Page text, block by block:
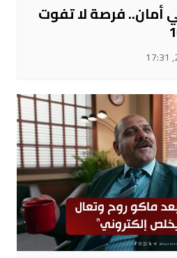
أمان.. فرصة لا تفوت